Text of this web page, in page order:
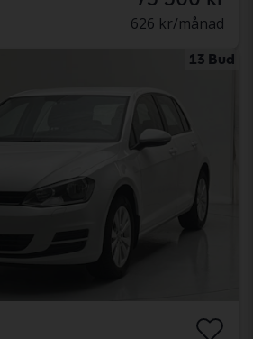
626 kr/månad
13 Bud